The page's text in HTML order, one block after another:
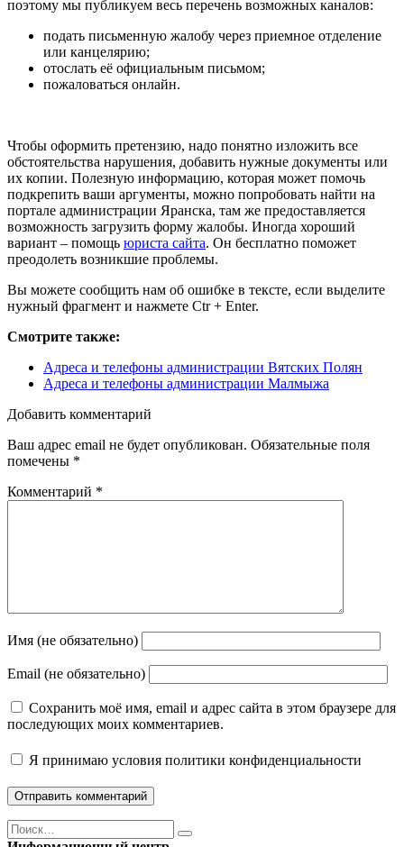
поэтому мы публикуем весь перечень возможных каналов:
подать письменную жалобу через приемное отделение
или канцелярию;
отослать её официальным письмом;
пожаловаться онлайн.
Чтобы оформить претензию, надо понятно изложить все
обстоятельства нарушения, добавить нужные документы или
их копии. Полезную информацию, которая может помочь
подкрепить ваши аргументы, можно попробовать найти на
портале администрации Яранска, там же предоставляется
возможность загрузить форму жалобы. Иногда хороший
вариант – помощь юриста сайта. Он бесплатно поможет
преодолеть возникшие проблемы.
Вы можете сообщить нам об ошибке в тексте, если выделите
нужный фрагмент и нажмете Ctr + Enter.
Смотрите также:
Адреса и телефоны администрации Вятских Полян
Адреса и телефоны администрации Малмыжа
Добавить комментарий
Ваш адрес email не будет опубликован. Обязательные поля
помечены *
Комментарий *
Имя (не обязательно)
Email (не обязательно)
Сохранить моё имя, email и адрес сайта в этом браузере для
последующих моих комментариев.
Я принимаю условия политики конфиденциальности
Поиск
Найти